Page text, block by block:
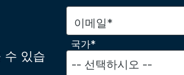
수 있습
이메일*
국가*